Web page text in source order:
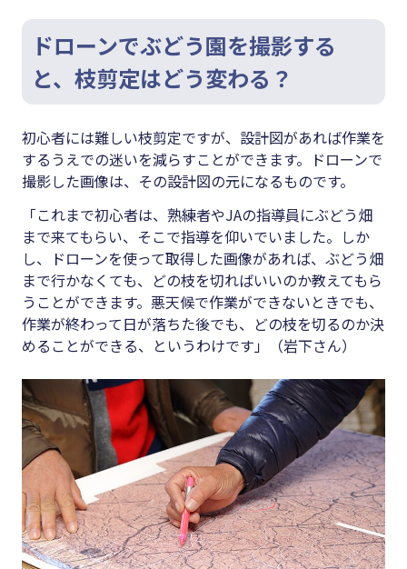
ドローンでぶどう園を撮影する
と、枝剪定はどう変わる？
初心者には難しい枝剪定ですが、設計図があれば作業を
するうえでの迷いを減らすことができます。ドローンで
撮影した画像は、その設計図の元になるものです。
「これまで初心者は、熟練者やJAの指導員にぶどう畑
まで来てもらい、そこで指導を仰いでいました。しか
し、ドローンを使って取得した画像があれば、ぶどう畑
まで行かなくても、どの枝を切ればいいのか教えてもら
うことができます。悪天候で作業ができないときでも、
作業が終わって日が落ちた後でも、どの枝を切るのか決
めることができる、というわけです」（岩下さん）